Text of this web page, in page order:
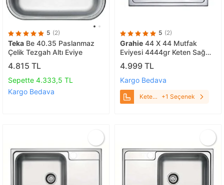
5 (2)
Teka Be 40.35 Paslanmaz
Çelik Tezgah Altı Eviye
4.815 TL
Sepette 4.333,5 TL
Kargo Bedava
5 (2)
Grahie 44 X 44 Mutfak
Eviyesi 4444gr Keten Sağ
Damlalıklı
4.999 TL
Kargo Bedava
Keten
+1 Seçenek